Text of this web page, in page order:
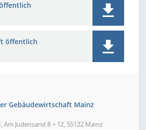
öffentlich
Gebäudewirtschaft Mainz
Am Judensand 8 + 12, 55122 Mainz